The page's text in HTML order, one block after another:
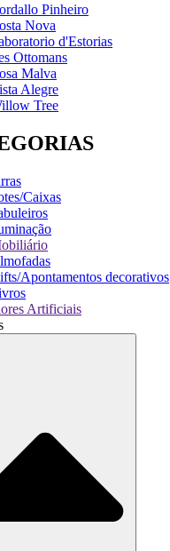
Pinheiro
Nova
d'Estorias
Ottomans
Malva
Alegre
Tree
Caixas
Apontamentos decorativos
Artificiais